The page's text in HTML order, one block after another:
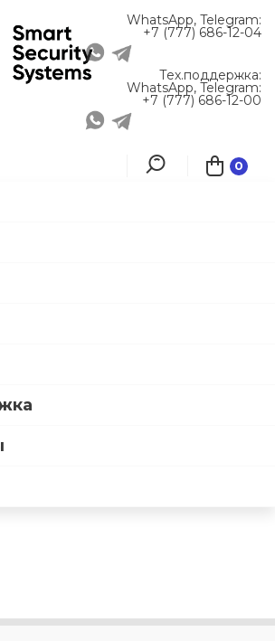
0
WhatsApp, Telegram:
+7 (777) 686-12-04
Тех.поддержка:
WhatsApp, Telegram:
+7 (777) 686-12-00
в области систем пожарной сигнализации
эксперт в
пожарной